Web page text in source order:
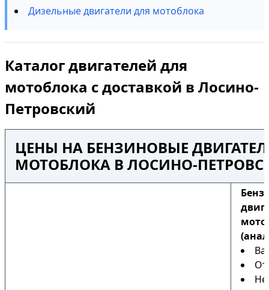
Дизельные двигатели для мотоблока
Каталог двигателей для
мотоблока с доставкой в Лосино-
Петровский
ЦЕНЫ НА БЕНЗИНОВЫЕ
МОТОБЛОКА В ЛОСИНО-